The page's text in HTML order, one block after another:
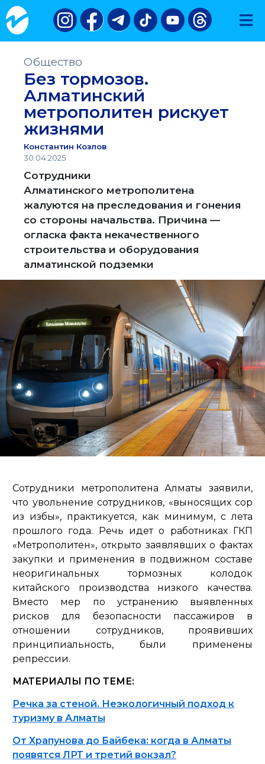
Общество
Без тормозов.
Алматинский
метрополитен рискует
жизнями
Константин Козлов
30.04.2025
Сотрудники
Алматинского метрополитена
жалуются на преследования и гонения
со стороны начальства. Причина —
огласка факта некачественного
строительства и оборудования
алматинской подземки
Сотрудники метрополитена Алматы заявили,
что увольнение сотрудников, «выносящих сор
из избы», практикуется, как минимум, с лета
прошлого года. Речь идет о работниках ГКП
«Метрополитен», открыто заявлявших о фактах
закупки и применения в подвижном составе
неоригинальных тормозных колодок
китайского производства низкого качества.
Вместо мер по устранению выявленных
рисков для безопасности пассажиров в
отношении сотрудников, проявивших
принципиальность, были применены
репрессии.
МАТЕРИАЛЫ ПО ТЕМЕ:
Речка за стеной. Неэкологичный подход к
туризму в Алматы
От Храпунова до Байбека: когда в Алматы
появятся ЛРТ и третий вокзал?